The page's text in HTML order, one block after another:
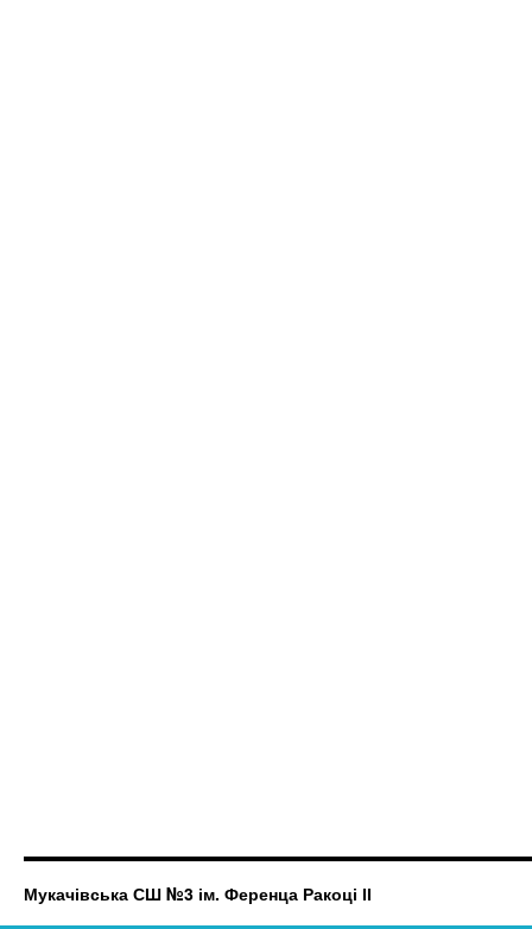
Мукачівська СШ №3 ім. Ференца Ракоці ІІ